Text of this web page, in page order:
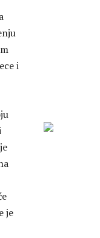
i
je